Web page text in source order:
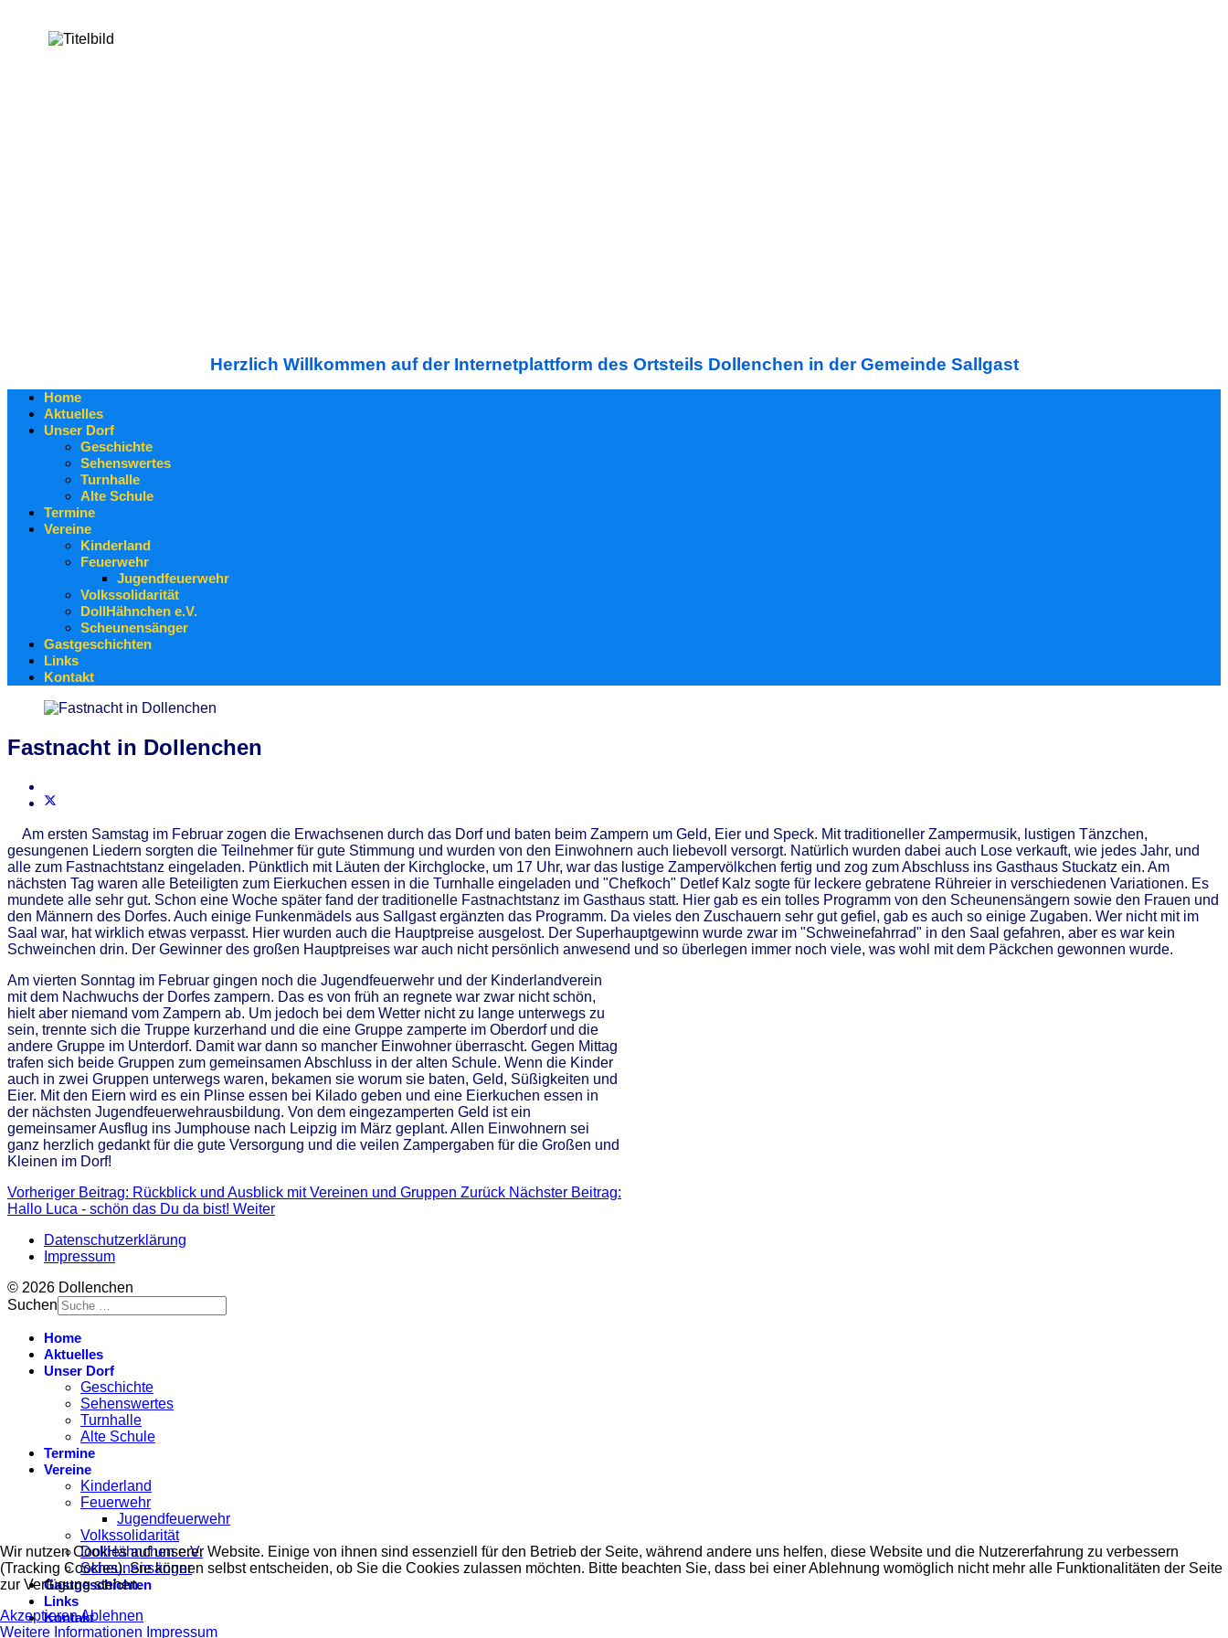
Herzlich Willkommen auf der Internetplattform des Ortsteils Dollenchen in der Gemeinde Sallgast
Home
Aktuelles
Unser Dorf
Geschichte
Sehenswertes
Turnhalle
Alte Schule
Termine
Vereine
Kinderland
Feuerwehr
Jugendfeuerwehr
Volkssolidarität
DollHähnchen e.V.
Scheunensänger
Gastgeschichten
Links
Kontakt
Fastnacht in Dollenchen
Am ersten Samstag im Februar zogen die Erwachsenen durch das Dorf und baten beim Zampern um Geld, Eier und Speck. Mit traditioneller Zampermusik, lustigen Tänzchen,
gesungenen Liedern sorgten die Teilnehmer für gute Stimmung und wurden von den Einwohnern auch liebevoll versorgt. Natürlich wurden dabei auch Lose verkauft, wie jedes Jahr, und
alle zum Fastnachtstanz eingeladen. Pünktlich mit Läuten der Kirchglocke, um 17 Uhr, war das lustige Zampervölkchen fertig und zog zum Abschluss ins Gasthaus Stuckatz ein. Am
nächsten Tag waren alle Beteiligten zum Eierkuchen essen in die Turnhalle eingeladen und "Chefkoch" Detlef Kalz sogte für leckere gebratene Rühreier in verschiedenen Variationen. Es
mundete alle sehr gut. Schon eine Woche später fand der traditionelle Fastnachtstanz im Gasthaus statt. Hier gab es ein tolles Programm von den Scheunensängern sowie den Frauen und
den Männern des Dorfes. Auch einige Funkenmädels aus Sallgast ergänzten das Programm. Da vieles den Zuschauern sehr gut gefiel, gab es auch so einige Zugaben. Wer nicht mit im
Saal war, hat wirklich etwas verpasst. Hier wurden auch die Hauptpreise ausgelost. Der Superhauptgewinn wurde zwar im "Schweinefahrrad" in den Saal gefahren, aber es war kein
Schweinchen drin. Der Gewinner des großen Hauptpreises war auch nicht persönlich anwesend und so überlegen immer noch viele, was wohl mit dem Päckchen gewonnen wurde.
Am vierten Sonntag im Februar gingen noch die Jugendfeuerwehr und der Kinderlandverein
mit dem Nachwuchs der Dorfes zampern. Das es von früh an regnete war zwar nicht schön,
hielt aber niemand vom Zampern ab. Um jedoch bei dem Wetter nicht zu lange unterwegs zu
sein, trennte sich die Truppe kurzerhand und die eine Gruppe zamperte im Oberdorf und die
andere Gruppe im Unterdorf. Damit war dann so mancher Einwohner überrascht. Gegen Mittag
trafen sich beide Gruppen zum gemeinsamen Abschluss in der alten Schule. Wenn die Kinder
auch in zwei Gruppen unterwegs waren, bekamen sie worum sie baten, Geld, Süßigkeiten und
Eier. Mit den Eiern wird es ein Plinse essen bei Kilado geben und eine Eierkuchen essen in
der nächsten Jugendfeuerwehrausbildung. Von dem eingezamperten Geld ist ein
gemeinsamer Ausflug ins Jumphouse nach Leipzig im März geplant. Allen Einwohnern sei
ganz herzlich gedankt für die gute Versorgung und die veilen Zampergaben für die Großen und
Kleinen im Dorf!
Vorheriger Beitrag: Rückblick und Ausblick mit Vereinen und Gruppen Zurück Nächster Beitrag:
Hallo Luca - schön das Du da bist! Weiter
Datenschutzerklärung
Impressum
© 2026 Dollenchen
Suchen
Home
Aktuelles
Unser Dorf
Geschichte
Sehenswertes
Turnhalle
Alte Schule
Termine
Vereine
Kinderland
Feuerwehr
Jugendfeuerwehr
Volkssolidarität
DollHähnchen e.V.
Scheunensänger
Gastgeschichten
Links
Kontakt
Wir nutzen Cookies auf unserer Website. Einige von ihnen sind essenziell für den Betrieb der Seite, während andere uns helfen, diese Website und die Nutzererfahrung zu verbessern
(Tracking Cookies). Sie können selbst entscheiden, ob Sie die Cookies zulassen möchten. Bitte beachten Sie, dass bei einer Ablehnung womöglich nicht mehr alle Funktionalitäten der Seite
zur Verfügung stehen.
AkzeptierenAblehnen
Weitere Informationen Impressum